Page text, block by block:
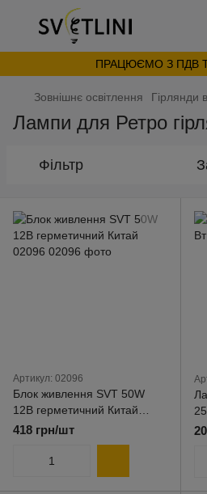
ПРАЦЮЄМО З ПДВ
Зовнішнє освітлення Гірлянди
Лампи для Ретро
Фільтр
Артикул: 02096
Блок живлення SVT 50W
12В герметичний Китай
02096
418 грн/шт